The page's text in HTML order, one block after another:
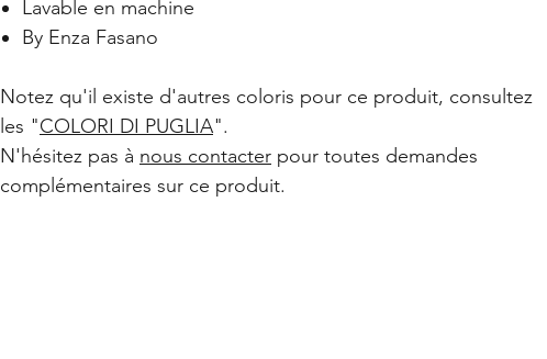
Lavable en machine
By Enza Fasano
Notez qu'il existe d'autres coloris pour ce produit, consultez
les "COLORI DI PUGLIA".
N'hésitez pas à nous contacter pour toutes demandes
complémentaires sur ce produit.